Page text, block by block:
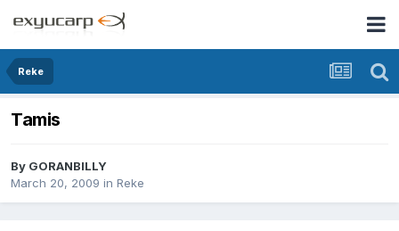
Reke
Tamis
By GORANBILLY
March 20, 2009 in Reke